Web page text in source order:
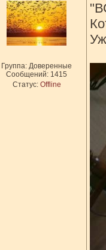
Группа: Доверенные
Сообщений: 1415
Статус: Offline